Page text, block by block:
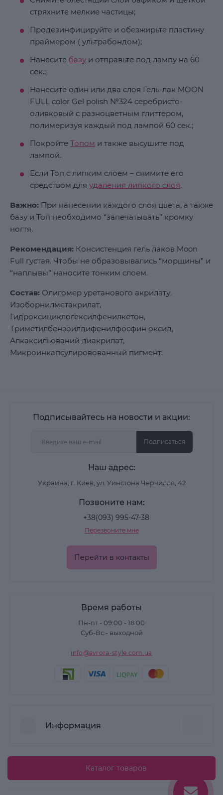
стряхните мелкие частицы;
Продезинфицируйте и обезжирьте пластину
праймером ( ультрабондом);
Нанесите базу и отправьте под лампу на 60
сек.;
Нанесите один или два слоя Гель-лак MOON
FULL color Gel polish №324 серебристо-
оливковый с разноцветным глиттером,
полимеризуя каждый под лампой 60 сек.;
Покройте Топом и также высушите под
лампой.
Если Топ с липким слоем – снимите его
средством для удаления липкого слоя.
Важно: При нанесении каждого слоя цвета, а также
базу и Топ необходимо “запечатывать” кромку
ногтя.
Рекомендация: Консистенция гель лаков Moon
Full густая. Чтобы не образовывались “морщины” и
“наплывы” наносите тонким слоем.
Состав: Олигомер уретанового акрилату,
Изоборнилметакрилат,
Гидроксициклогексилфенилкетон,
Триметилбензоилдифенилфосфин оксид,
Алкаксильований диакрилат,
Микроинкапсулировованный пигмент.
Подписывайтесь на новости и акции:
Подписаться
Наш адрес:
Украина, г. Киев, ул. Уинстона Черчилля, 42
Позвоните нам:
+38(093) 995-47-38
Перезвоните мне
Перейти в контакты
Время работы
Пн-пт - 09:00 - 18:00
Суб-Вс - выходной
info@avrora-style.com.ua
Информация
Пользовательское соглашение
Каталог товаров